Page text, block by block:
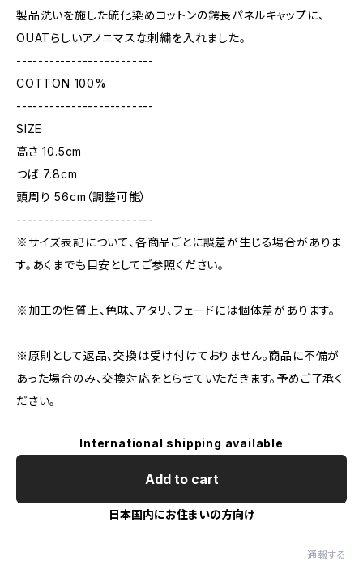
製品洗いを施した硫化染めコットンの鍔長パネルキャップに、
OUATらしいアノニマスな刺繍を入れました。
-------------------------
COTTON 100%
-------------------------
SIZE
高さ 10.5cm
つば 7.8cm
頭周り 56cm（調整可能）
-------------------------
※サイズ表記について、各商品ごとに誤差が生じる場合がありま
す。あくまでも目安としてご参照ください。
※加工の性質上、色味、アタリ、フェードには個体差があります。
※原則として返品、交換は受け付けておりません。商品に不備が
あった場合のみ、交換対応をとらせていただきます。予めご了承く
ださい。
International shipping available
Add to cart
日本国内にお住まいの方向け
通報する